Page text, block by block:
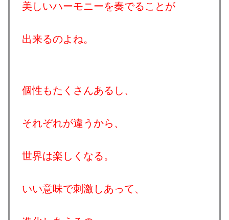
美しいハーモニーを奏でることが
出来るのよね。
個性もたくさんあるし、
それぞれが違うから、
世界は楽しくなる。
いい意味で刺激しあって、